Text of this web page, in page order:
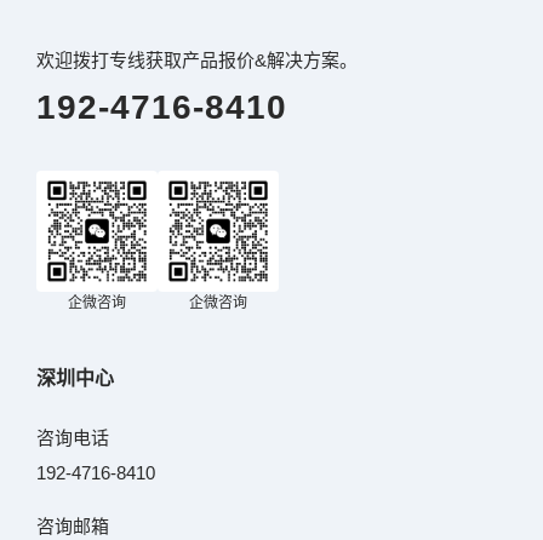
欢迎拨打专线获取产品报价&解决方案。
192-4716-8410
企微咨询 企微咨询
深圳中心
咨询电话
192-4716-8410
咨询邮箱